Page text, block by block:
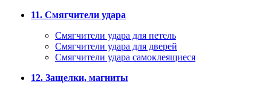
11. Смягчители удара
Смягчители удара для петель
Смягчители удара для дверей
Cмягчители удара самоклеящиеся
12. Защелки, магниты